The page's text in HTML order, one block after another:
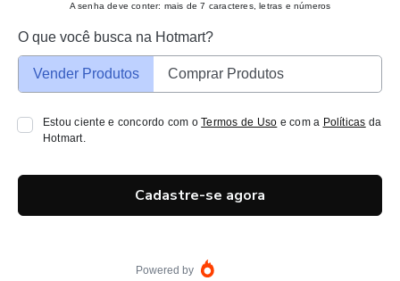
A senha deve conter: mais de 7 caracteres, letras e números
O que você busca na Hotmart?
Vender Produtos Comprar Produtos
Estou ciente e concordo com oTermos de Uso e com a Políticas da
Hotmart.
Cadastre-se agora
Powered by